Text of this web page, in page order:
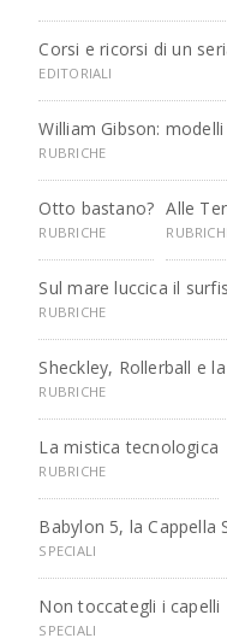
Corsi e ricorsi di un
EDITORIALI
William Gibson:
RUBRICHE
Otto bastano?
RUBRICHE
Alle
Sul mare luccica il
RUBRICHE
Sheckley, Rollerball e
RUBRICHE
La mistica tecnologica
RUBRICHE
Babylon 5, la Cappella
SPECIALI
Non toccategli i capelli
SPECIALI